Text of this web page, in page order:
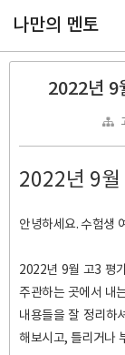
나만의 멘토
2022년 9
2022년 9월
안녕하세요. 수험생
2022년 9월 고3 평
주관하는 곳에서 내
내용들을 잘 정리하
해보시고, 틀리거나